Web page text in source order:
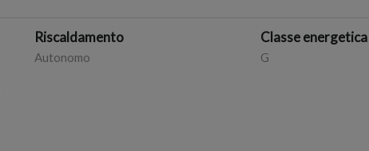
Riscaldamento
Autonomo
Classe energetica
G